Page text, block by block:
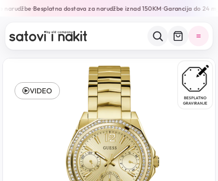
•Besplatna dostava za narudžbe iznad 150KM•Garancija do 24
BESPLATNO
GRAVIRANJE
VIDEO